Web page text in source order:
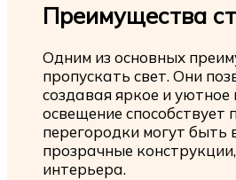
Преимущества
Одним из основных
пропускать свет. Они
создавая яркое и
освещение
перегородки могут
прозрачные
интерьера.